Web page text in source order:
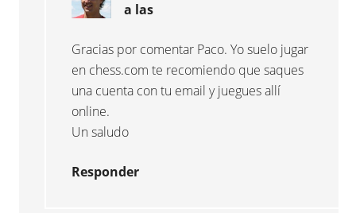
a las
Gracias por comentar Paco. Yo suelo jugar
en chess.com te recomiendo que saques
una cuenta con tu email y juegues allí
online.
Un saludo
Responder